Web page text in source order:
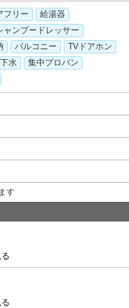
フリー
給湯器
ャンプードレッサー
バルコニー
TVドアホン
水
集中プロパン
す